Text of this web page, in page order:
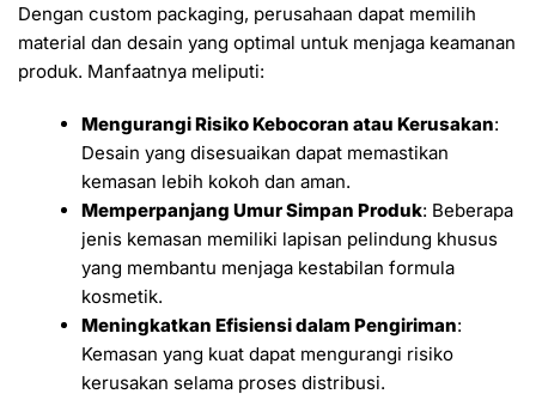
Dengan custom packaging, perusahaan dapat memilih
material dan desain yang optimal untuk menjaga keamanan
produk. Manfaatnya meliputi:
Mengurangi Risiko Kebocoran atau Kerusakan:
Desain yang disesuaikan dapat memastikan
kemasan lebih kokoh dan aman.
Memperpanjang Umur Simpan Produk: Beberapa
jenis kemasan memiliki lapisan pelindung khusus
yang membantu menjaga kestabilan formula
kosmetik.
Meningkatkan Efisiensi dalam Pengiriman:
Kemasan yang kuat dapat mengurangi risiko
kerusakan selama proses distribusi.